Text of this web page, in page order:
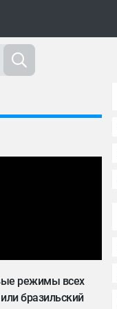
режимы всех
бразильский